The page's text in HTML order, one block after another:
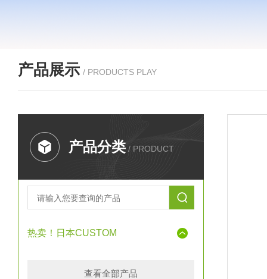
产品展示 / PRODUCTS PLAY
产品分类 / PRODUCT
热卖！日本CUSTOM
查看全部产品